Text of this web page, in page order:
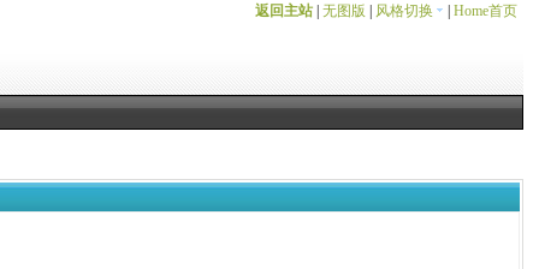
返回主站| 无图版 风格切换 Home首页